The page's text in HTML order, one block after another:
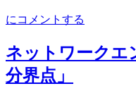
【ま
め】
にコメントする
ネットワークエ
分界点」